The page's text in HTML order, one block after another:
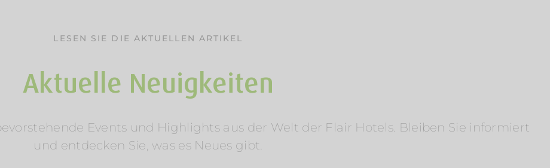
LESEN SIE DIE AKTUELLEN ARTIKEL
Aktuelle Neuigkeiten
Events und Highlights aus der Welt der Flair Hotels. Bleiben Sie informiert
und entdecken Sie, was es Neues gibt.